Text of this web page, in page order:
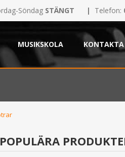
Söndag STÄNGT | Telefon:
MUSIKSKOLA KONTAKTA